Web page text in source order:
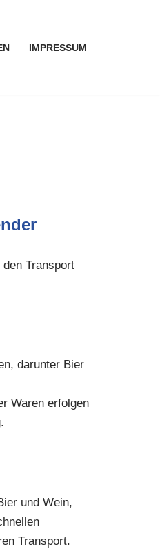
IMPRESSUM
Transport
darunter Bier
Waren erfolgen
und Wein,
Transport.